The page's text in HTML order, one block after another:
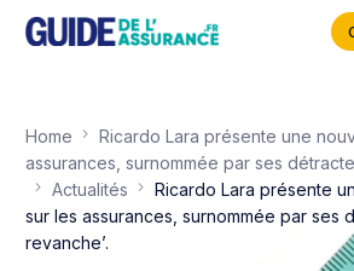
Home
Ricardo Lara présente une
assurances, surnommée par ses
Actualités
Ricardo Lara présente
sur les assurances, surnommée par ses
revanche’.